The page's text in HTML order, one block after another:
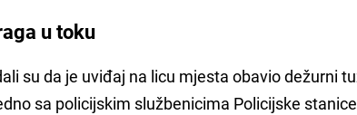
u toku
su da je uviđaj na licu mjesta obavio dežurni
sa policijskim službenicima Policijske